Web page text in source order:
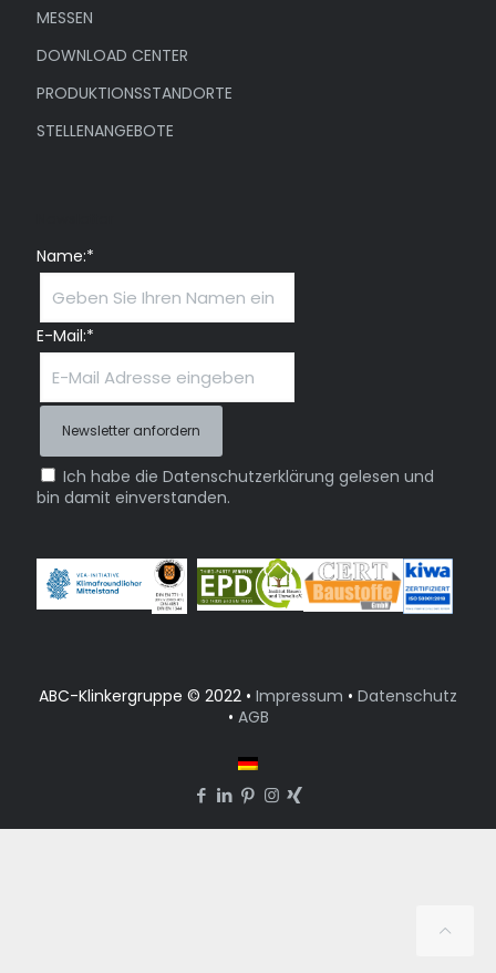
MESSEN
DOWNLOAD CENTER
PRODUKTIONSSTANDORTE
STELLENANGEBOTE
Name:*
E-Mail:*
Ich habe die Datenschutzerklärung gelesen und
bin damit einverstanden.
ABC-Klinkergruppe © 2022 • Impressum • Datenschutz
• AGB